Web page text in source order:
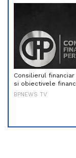
Consilierul
si obiectivele
BPNEWS TV